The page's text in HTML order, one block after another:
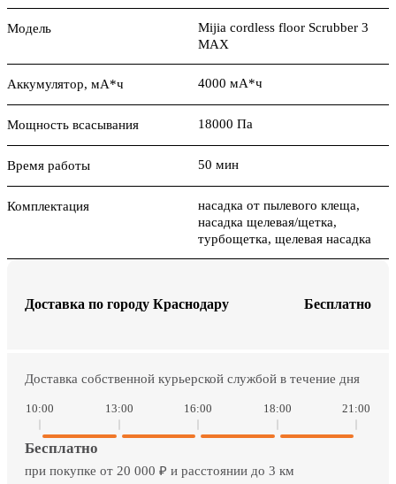
Модель
Mijia cordless floor Scrubber 3
MAX
Аккумулятор, мА*ч 4000 мА*ч
Мощность всасывания 18000 Па
Время работы 50 мин
Комплектация
насадка от пылевого клеща,
насадка щелевая/щетка,
турбощетка, щелевая насадка
Доставка по городу Краснодару Бесплатно
Доставка собственной курьерской службой в течение дня
10:00 13:00 16:00 18:00 21:00
Бесплатно
при покупке от 20 000 ₽ и расстоянии до 3 км